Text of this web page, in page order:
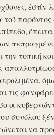
ἐστίν
τοῦ
τοπική
τις
συνόλου
να